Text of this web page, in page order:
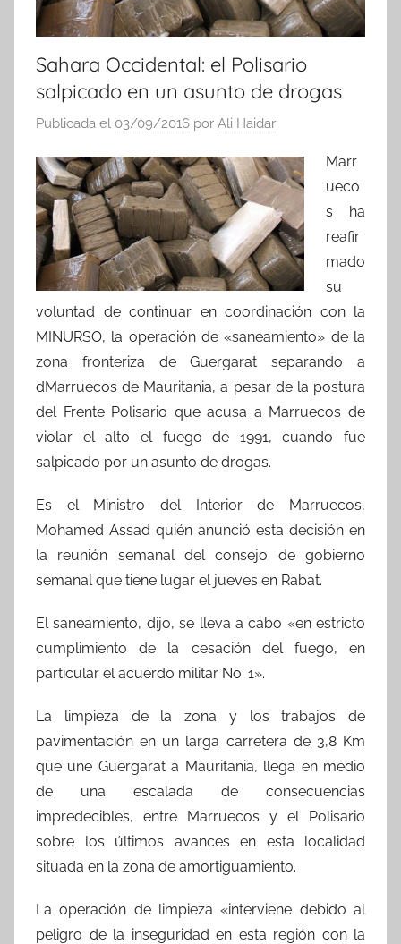
Sahara Occidental: el Polisario
salpicado en un asunto de drogas
Publicada el 03/09/2016 por Ali Haidar
Marr
ueco
s ha
reafir
mado
su
voluntad de continuar en coordinación con la
MINURSO, la operación de «saneamiento» de la
zona fronteriza de Guergarat separando a
dMarruecos de Mauritania, a pesar de la postura
del Frente Polisario que acusa a Marruecos de
violar el alto el fuego de 1991, cuando fue
salpicado por un asunto de drogas.
Es el Ministro del Interior de Marruecos,
Mohamed Assad quién anunció esta decisión en
la reunión semanal del consejo de gobierno
semanal que tiene lugar el jueves en Rabat.
El saneamiento, dijo, se lleva a cabo «en estricto
cumplimiento de la cesación del fuego, en
particular el acuerdo militar No. 1».
La limpieza de la zona y los trabajos de
pavimentación en un larga carretera de 3,8 Km
que une Guergarat a Mauritania, llega en medio
de una escalada de consecuencias
impredecibles, entre Marruecos y el Polisario
sobre los últimos avances en esta localidad
situada en la zona de amortiguamiento.
La operación de limpieza «interviene debido al
peligro de la inseguridad en esta región con la